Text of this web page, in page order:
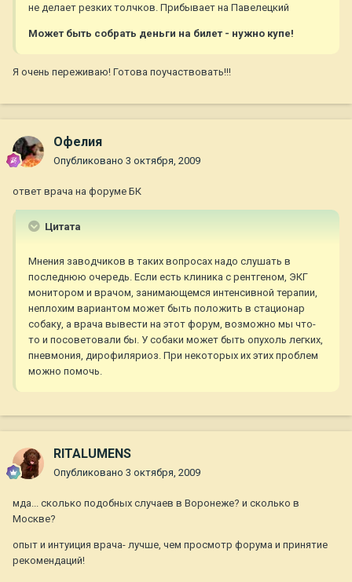
не делает резких толчков. Прибывает на Павелецкий
Может быть собрать деньги на билет - нужно купе!
Я очень переживаю! Готова поучаствовать!!!
Офелия
Опубликовано 3 октября, 2009
ответ врача на форуме БК
Цитата
Мнения заводчиков в таких вопросах надо слушать в
последнюю очередь. Если есть клиника с рентгеном, ЭКГ
монитором и врачом, занимающемся интенсивной терапии,
неплохим вариантом может быть положить в стационар
собаку, а врача вывести на этот форум, возможно мы что-
то и посоветовали бы. У собаки может быть опухоль легких,
пневмония, дирофиляриоз. При некоторых их этих проблем
можно помочь.
RITALUMENS
Опубликовано 3 октября, 2009
мда... сколько подобных случаев в Воронеже? и сколько в
Москве?
опыт и интуиция врача- лучше, чем просмотр форума и принятие
рекомендаций!